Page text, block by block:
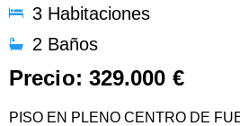
3 Habitaciones
2 Baños
Precio: 329.000 €
PISO EN PLENO CENTRO DE